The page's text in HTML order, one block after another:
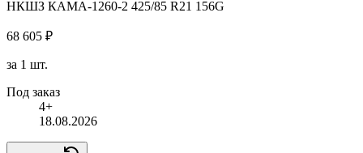
НКШЗ КАМА-1260-2 425/85 R21 156G
68 605 ₽
за 1 шт.
Под заказ
4+
18.08.2026